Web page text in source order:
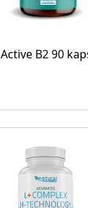
Active B2 90